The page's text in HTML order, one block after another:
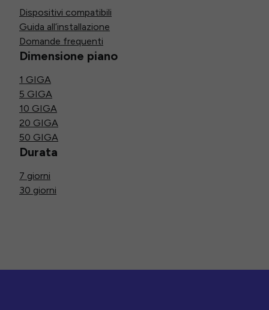
Dispositivi compatibili
Guida all’installazione
Domande frequenti
Dimensione piano
1 GIGA
5 GIGA
10 GIGA
20 GIGA
50 GIGA
Durata
7 giorni
30 giorni